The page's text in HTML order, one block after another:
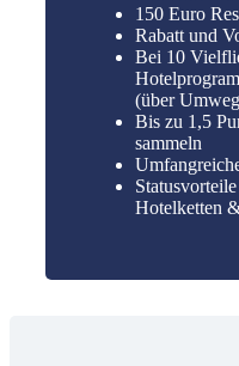
150 Euro
Rabatt und
Bei 10
(über
Bis zu 1,5
sammeln
Hotelketten